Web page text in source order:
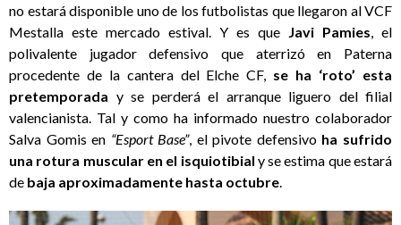
no estará disponible uno de los futbolistas que llegaron al VCF
Mestalla este mercado estival. Y es que Javi Pamies, el
polivalente jugador defensivo que aterrizó en Paterna
procedente de la cantera del Elche CF, se ha ‘roto’ esta
pretemporada y se perderá el arranque liguero del filial
valencianista. Tal y como ha informado nuestro colaborador
Salva Gomis en “Esport Base”, el pivote defensivo ha sufrido
una rotura muscular en el isquiotibial y se estima que estará
de baja aproximadamente hasta octubre.